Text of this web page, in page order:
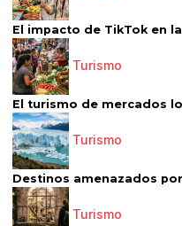
El impacto de TikTok en
Turismo
El turismo de mercados
Turismo
Destinos amenazados
Turismo